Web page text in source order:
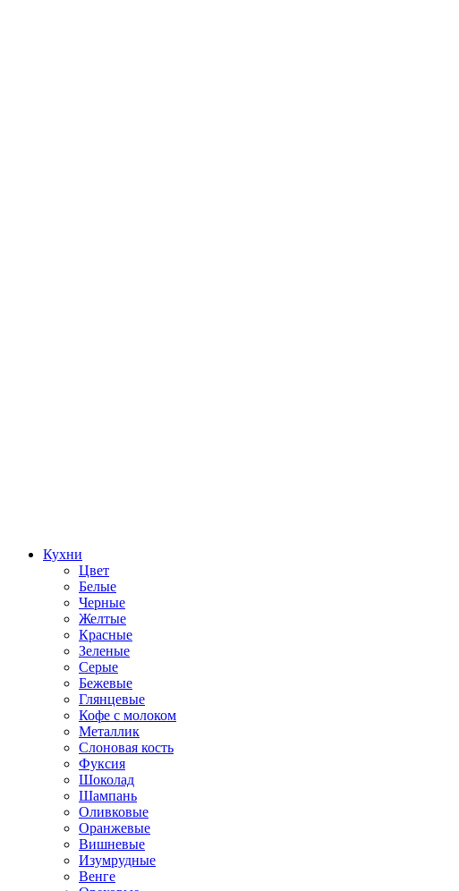
Кухни
Цвет
Белые
Черные
Желтые
Красные
Зеленые
Серые
Бежевые
Глянцевые
Кофе с молоком
Металлик
Слоновая кость
Фуксия
Шоколад
Шампань
Оливковые
Оранжевые
Вишневые
Изумрудные
Венге